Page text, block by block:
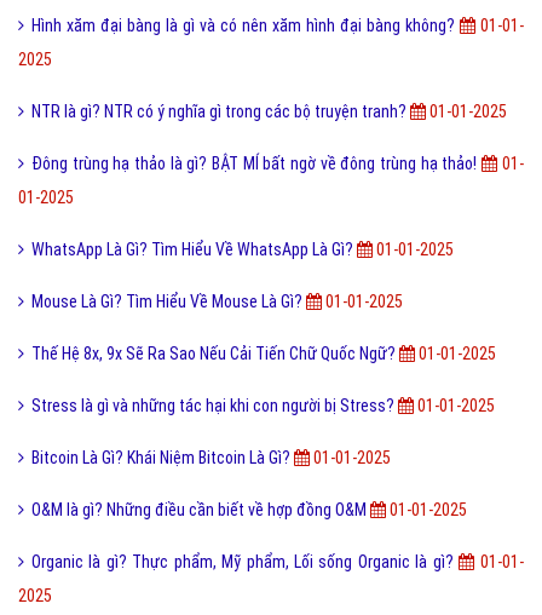
Hình xăm đại bàng là gì và có nên xăm hình đại bàng không?
01-01-
2025
NTR là gì? NTR có ý nghĩa gì trong các bộ truyện tranh? 01-01-2025
Đông trùng hạ thảo là gì? BẬT MÍ bất ngờ về đông trùng hạ thảo!
01-
01-2025
WhatsApp Là Gì? Tìm Hiểu Về WhatsApp Là Gì? 01-01-2025
Mouse Là Gì? Tìm Hiểu Về Mouse Là Gì? 01-01-2025
Thế Hệ 8x, 9x Sẽ Ra Sao Nếu Cải Tiến Chữ Quốc Ngữ? 01-01-2025
Stress là gì và những tác hại khi con người bị Stress? 01-01-2025
Bitcoin Là Gì? Khái Niệm Bitcoin Là Gì? 01-01-2025
O&M là gì? Những điều cần biết về hợp đồng O&M 01-01-2025
Organic là gì? Thực phẩm, Mỹ phẩm, Lối sống Organic là gì?
01-01-
2025